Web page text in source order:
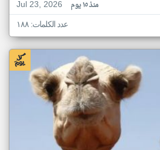
Jul 23, 2026
منذ ١٥ يوم
عدد الكلمات: ١٨٨